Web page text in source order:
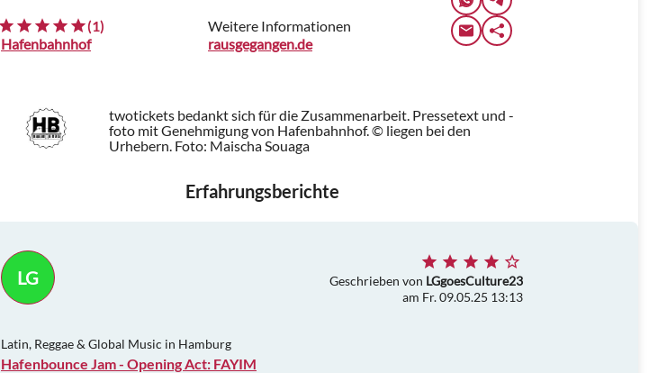
(1)
Hafenbahnhof
Weitere Informationen
rausgegangen.de
twotickets bedankt sich für die Zusammenarbeit. Pressetext und -
foto mit Genehmigung von Hafenbahnhof. © liegen bei den
Urhebern. Foto: Maischa Souaga
Erfahrungsberichte
LG Geschrieben von LGgoesCulture23
am Fr. 09.05.25 13:13
Latin, Reggae & Global Music in Hamburg
Hafenbounce Jam - Opening Act: FAYIM